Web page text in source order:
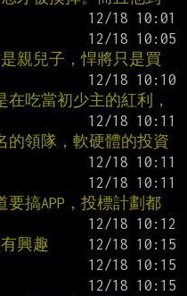
親兒子，悍將只是買
吃當初少主的紅利，
領隊，軟硬體的投資
搞APP，投標計劃都
興趣